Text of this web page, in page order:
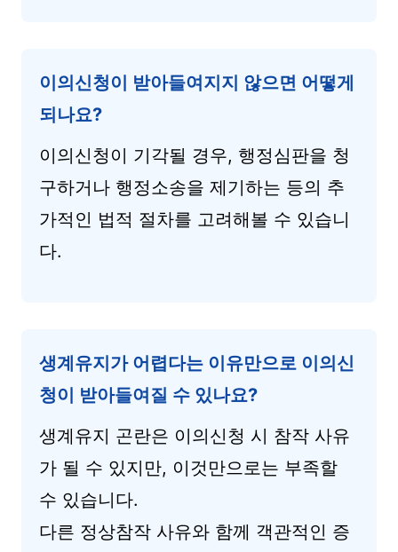
이의신청이 받아들여지지 않으면 어떻게
되나요?
이의신청이 기각될 경우, 행정심판을 청
구하거나 행정소송을 제기하는 등의 추
가적인 법적 절차를 고려해볼 수 있습니
다.
생계유지가 어렵다는 이유만으로 이의신
청이 받아들여질 수 있나요?
생계유지 곤란은 이의신청 시 참작 사유
가 될 수 있지만, 이것만으로는 부족할
수 있습니다.
다른 정상참작 사유와 함께 객관적인 증